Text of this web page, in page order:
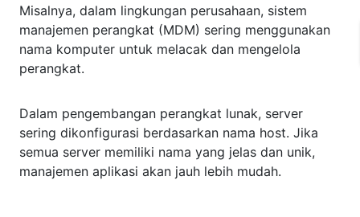
Misalnya, dalam lingkungan perusahaan, sistem
manajemen perangkat (MDM) sering menggunakan
nama komputer untuk melacak dan mengelola
perangkat.
Dalam pengembangan perangkat lunak, server
sering dikonfigurasi berdasarkan nama host. Jika
semua server memiliki nama yang jelas dan unik,
manajemen aplikasi akan jauh lebih mudah.